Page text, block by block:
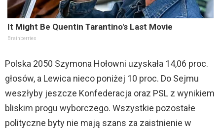
It Might Be Quentin Tarantino's Last Movie
Brainberries
Polska 2050 Szymona Hołowni uzyskała 14,06 proc.
głosów, a Lewica nieco poniżej 10 proc. Do Sejmu
weszłyby jeszcze Konfederacja oraz PSL z wynikiem
bliskim progu wyborczego. Wszystkie pozostałe
polityczne byty nie mają szans za zaistnienie w